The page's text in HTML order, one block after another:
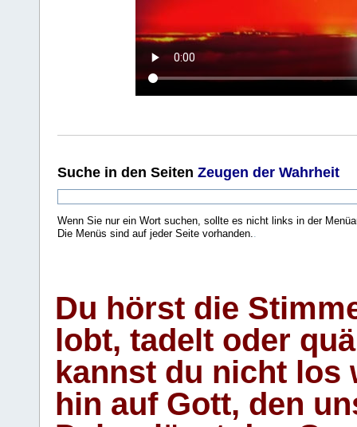
Suche in den Seiten Zeugen der Wahrheit
Wenn Sie nur ein Wort suchen, sollte es nicht links in der
Die Menüs sind auf jeder Seite vorhanden.
Du hörst die
lobt, tadelt oder
kannst du nicht los
hin auf Gott, den